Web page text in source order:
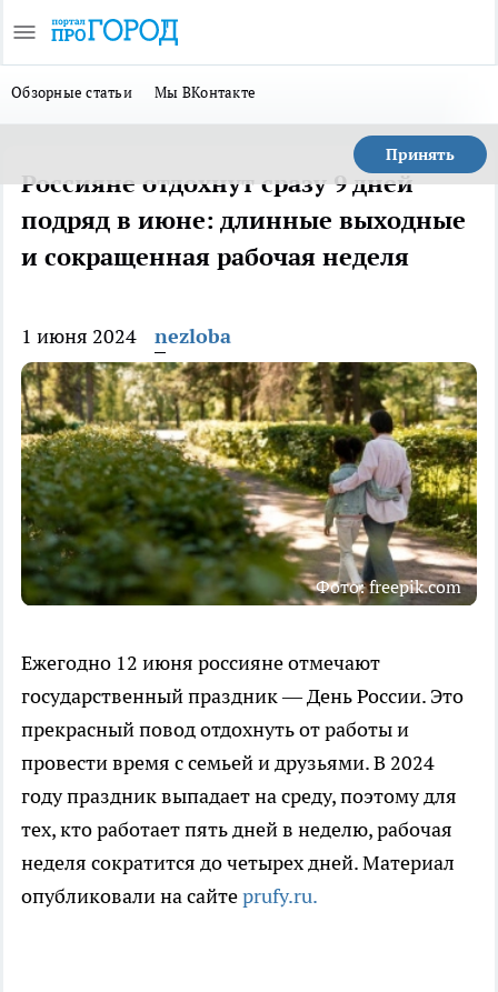
Обзорные статьи Мы ВКонтакте
Принять
Россияне отдохнут сразу 9 дней
подряд в июне: длинные выходные
и сокращенная рабочая неделя
1 июня 2024 nezloba
Фото: freepik.com
Ежегодно 12 июня россияне отмечают
государственный праздник — День России. Это
прекрасный повод отдохнуть от работы и
провести время с семьей и друзьями. В 2024
году праздник выпадает на среду, поэтому для
тех, кто работает пять дней в неделю, рабочая
неделя сократится до четырех дней. Материал
опубликовали на сайтеprufy.ru.